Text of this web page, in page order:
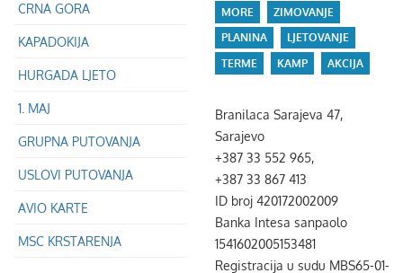
CRNA GORA
KAPADOKIJA
HURGADA LJETO
1. MAJ
GRUPNA PUTOVANJA
USLOVI PUTOVANJA
AVIO KARTE
MSC KRSTARENJA
MORE
ZIMOVANJE
PLANINA
LJETOVANJE
TERME
KAMP AKCIJA
Branilaca Sarajeva 47,
Sarajevo
+387 33 552 965,
+387 33 867 413
ID broj 420172002009
Banka Intesa sanpaolo
1541602005153481
Registracija u sudu MBS65-01-